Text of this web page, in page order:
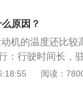
电机过热：风扇
发生短路，会让
原因？
机的温度还比
：行驶时间长，
常行驶是载荷，
阅读：